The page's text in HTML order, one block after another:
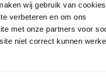
wij gebruik van
verbeteren en om ons
met onze partners voor
niet correct kunnen